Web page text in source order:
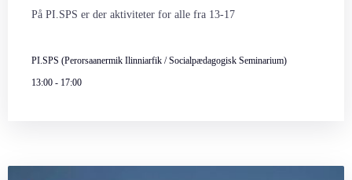
På PI.SPS er der aktiviteter for alle fra 13-17
PI.SPS (Perorsaanermik Ilinniarfik / Socialpædagogisk Seminarium)
13:00 - 17:00